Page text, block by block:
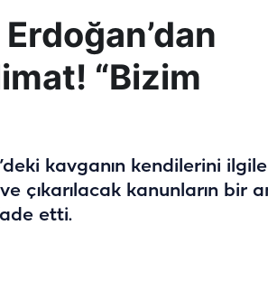
“Bizim
kavganın kendilerini
çıkarılacak kanunların bir
etti.